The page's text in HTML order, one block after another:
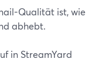
Qualität ist, wie
abhebt.
in StreamYard